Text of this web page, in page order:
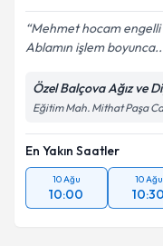
Mehmet hocam engelli
Ablamın işlem
Özel Balçova Ağız ve
Eğitim Mah. Mithat Paşa
En Yakın Saatler
10 Ağu
10:00
10 Ağu
10:30